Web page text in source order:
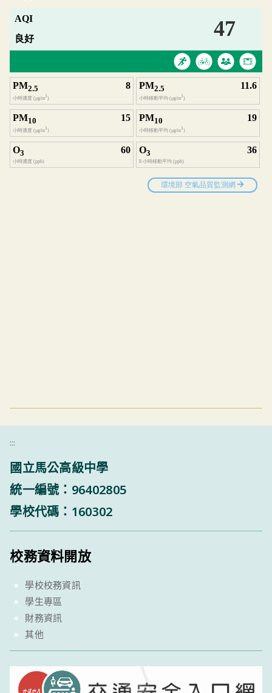
:::
國立馬公高級中學
統一編號：96402805
學校代碼：160302
校務資料開放
學校校務資訊
學生專區
財務資訊
其他